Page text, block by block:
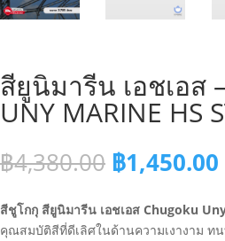
สียูนิมารีน เอชเอส
UNY MARINE HS
฿4,380.00 Original
price
was:
฿4,380.00.
฿1,450.00
สีชูโกกุ สียูนิมารีน เอชเอส Chugoku
คุณสมบัติสีที่ดีเลิศในด้านความเงางาม ท